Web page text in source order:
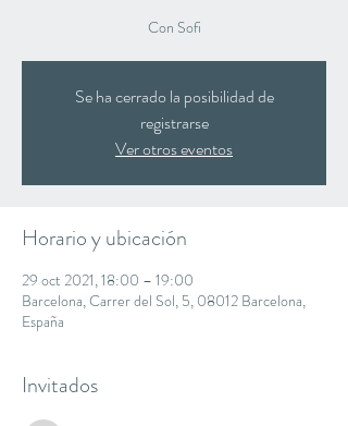
Con Sofi
Se ha cerrado la posibilidad de
registrarse
Ver otros eventos
Horario y ubicación
29 oct 2021, 18:00 – 19:00
Barcelona, Carrer del Sol, 5, 08012 Barcelona,
España
Invitados